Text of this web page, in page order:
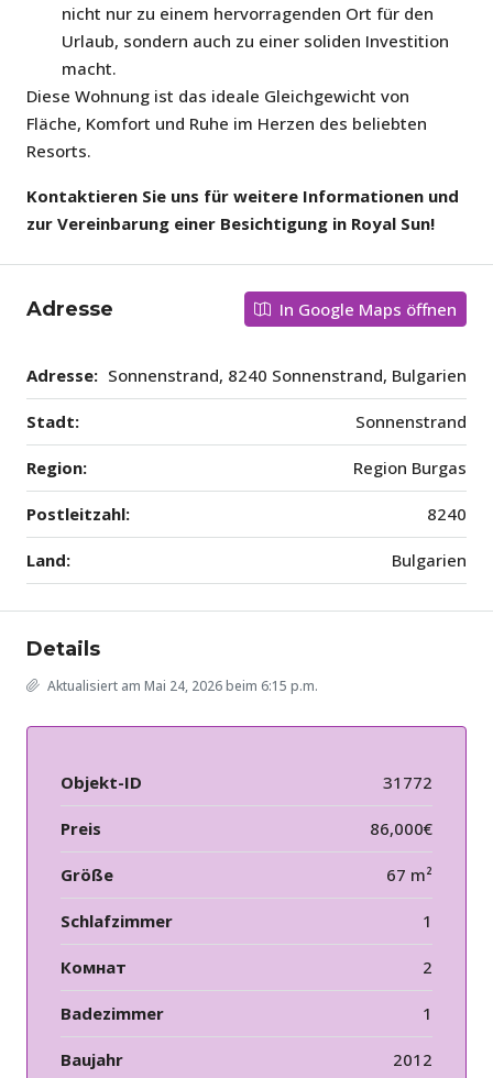
nicht nur zu einem hervorragenden Ort für den
Urlaub, sondern auch zu einer soliden Investition
macht.
Diese Wohnung ist das ideale Gleichgewicht von
Fläche, Komfort und Ruhe im Herzen des beliebten
Resorts.
Kontaktieren Sie uns für weitere Informationen und
zur Vereinbarung einer Besichtigung in Royal Sun!
Adresse In Google Maps öffnen
Adresse: Sonnenstrand, 8240 Sonnenstrand, Bulgarien
Stadt: Sonnenstrand
Region: Region Burgas
Postleitzahl: 8240
Land: Bulgarien
Details
Aktualisiert am Mai 24, 2026 beim 6:15 p.m.
Objekt-ID 31772
Preis 86,000€
Größe 67 m²
Schlafzimmer 1
Комнат 2
Badezimmer 1
Baujahr 2012